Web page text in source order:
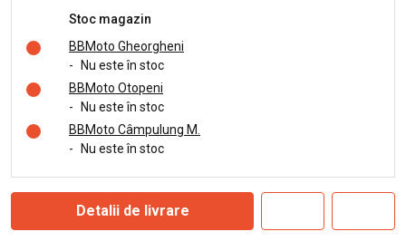
Stoc magazin
BBMoto Gheorgheni
-
Nu este în stoc
BBMoto Otopeni
-
Nu este în stoc
BBMoto Câmpulung M.
-
Nu este în stoc
Detalii de livrare